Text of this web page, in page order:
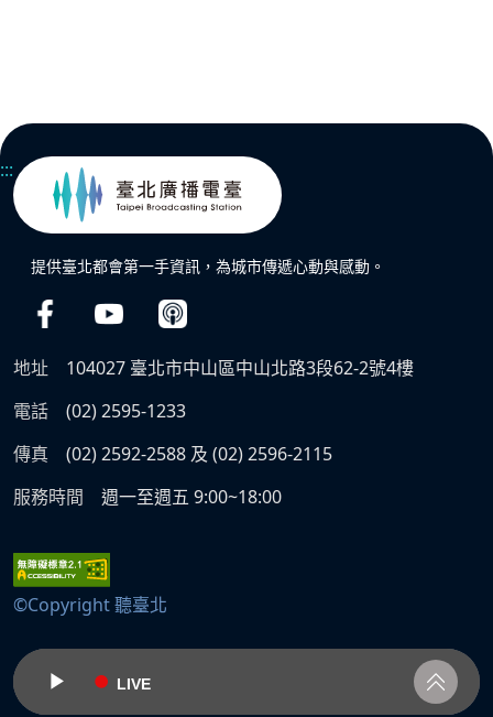
:::
提供臺北都會第一手資訊，為城市傳遞心動與感動。
地址
104027 臺北市中山區中山北路3段62-2號4樓
電話
(02) 2595-1233
傳真
(02) 2592-2588 及 (02) 2596-2115
服務時間
週一至週五 9:00~18:00
©Copyright 聽臺北